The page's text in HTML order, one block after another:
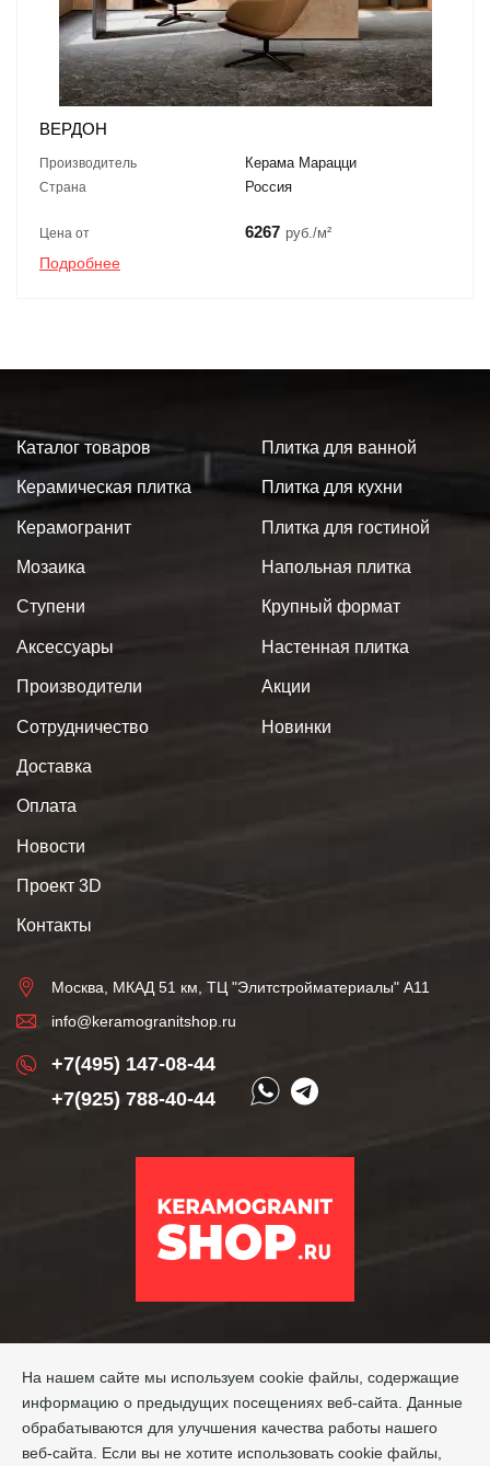
ВЕРДОН
Производитель Керама Марацци
Страна Россия
Цена от 6267 руб./м²
Подробнее
Каталог товаров
Керамическая плитка
Керамогранит
Мозаика
Ступени
Аксессуары
Плитка для ванной
Плитка для кухни
Плитка для гостиной
Напольная плитка
Крупный формат
Настенная плитка
Производители
Сотрудничество
Доставка
Оплата
Новости
Проект 3D
Контакты
Акции
Новинки
Москва, МКАД 51 км, ТЦ "Элитстройматериалы" А11
info@keramogranitshop.ru
+7(495) 147-08-44
+7(925) 788-40-44
На нашем сайте мы используем cookie файлы, содержащие
информацию о предыдущих посещениях веб-сайта. Данные
обрабатываются для улучшения качества работы нашего
веб-сайта. Если вы не хотите использовать cookie файлы,